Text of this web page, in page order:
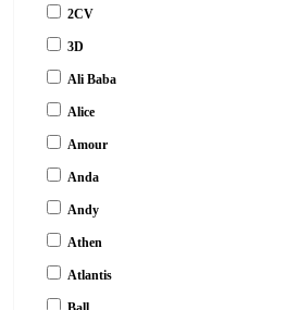
2CV
3D
Ali Baba
Alice
Amour
Anda
Andy
Athen
Atlantis